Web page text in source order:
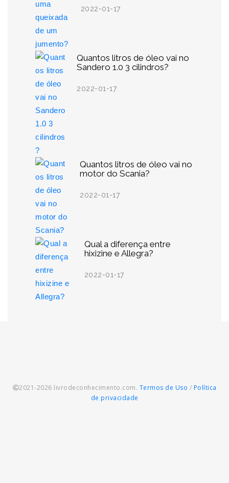
2022-01-17
Quantos litros de óleo vai no
Sandero 1.0 3 cilindros?
2022-01-17
Quantos litros de óleo vai no
motor do Scania?
2022-01-17
Qual a diferença entre
hixizine e Allegra?
2022-01-17
2021-2026 livrodeconhecimento.com. Termos de Uso / Política
de privacidade